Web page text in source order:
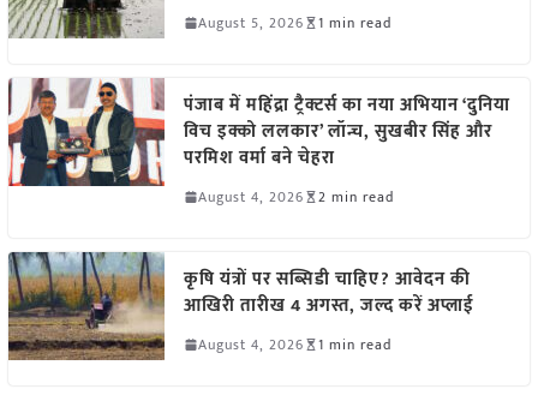
August 5, 2026 1 min read
पंजाब में महिंद्रा ट्रैक्टर्स का नया अभियान ‘दुनिया
विच इक्को ललकार’ लॉन्च, सुखबीर सिंह और
परमिश वर्मा बने चेहरा
August 4, 2026 2 min read
कृषि यंत्रों पर सब्सिडी चाहिए? आवेदन की
आखिरी तारीख 4 अगस्त, जल्द करें अप्लाई
August 4, 2026 1 min read